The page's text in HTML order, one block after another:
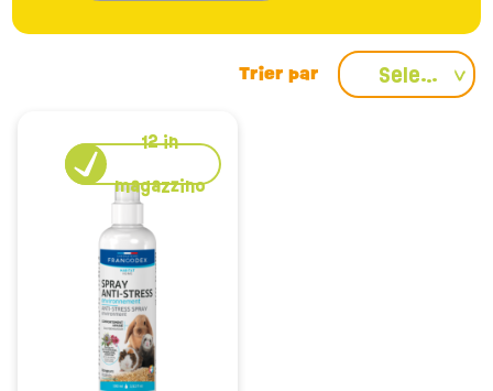
sofisticate, sempre pensando al comfort e al
benessere del tuo piccolo compagno. Scopri
marchi rinomati come Bunny Nature , Zolux e
tuo amico a quattro zampe.
L'importanza dello spazio
Il benessere della tua cavia inizia dallo spazio. A
differenza di altri piccoli animali, i porcellini d'India
non hanno la capacità di arrampicarsi, rendendo lo
spazio sul pavimento ancora più cruciale per il loro
sviluppo. A Le Petit Rongeur consigliamo una
gabbia lunga almeno 100 cm e larga 80 cm per un
Seleziona
12in
magazzino